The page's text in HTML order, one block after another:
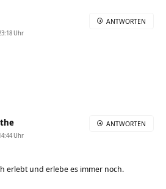
Uhr
ANTWORTEN
Uhr
erlebt und erlebe es immer noch.
ANTWORTEN